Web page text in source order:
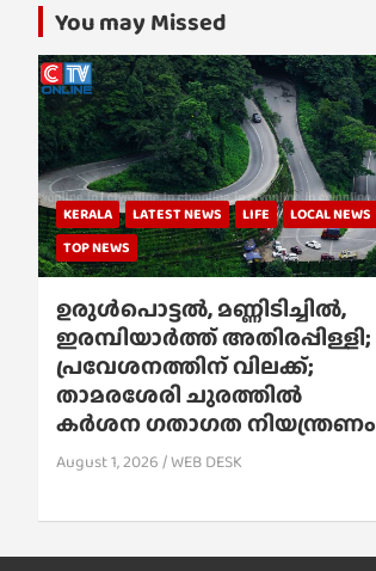
You may Missed
KERALA LATEST NEWS LIFE
LOCAL NEWS
TOP NEWS
ഉരുൾപൊട്ടൽ, മണ്ണിടിച്ചിൽ,
ഇരമ്പിയാര്‍ത്ത് അതിരപ്പിള്ളി;
പ്രവേശനത്തിന് വിലക്ക്;
താമരശേരി ചുരത്തില്‍
കര്‍ശന ഗതാഗത നിയന്ത്രണം
August 1, 2026 WEB DESK